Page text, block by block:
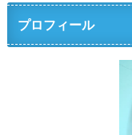
プロフィール